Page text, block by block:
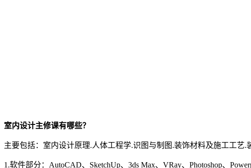
室内设计主修课有哪些？
主要包括：室内设计原理.人体工程学.识图与制图.装饰材料及施工工艺.
1.软件部分：AutoCAD、SketchUp、3ds Max、VRay、Photoshop、